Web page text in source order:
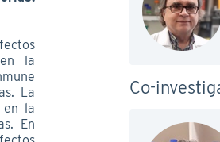
la
La
en la
En
Co-